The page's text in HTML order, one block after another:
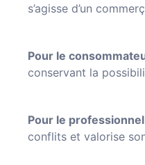
s’agisse d’un
Pour le
conservant la
Pour le professionnel
conflits et valorise